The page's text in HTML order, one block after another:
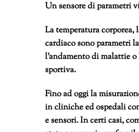
Un sensore di parametri
La temperatura corporea,
cardiaco sono parametri
l’andamento di malattie
sportiva.
Fino ad oggila
in cliniche ed ospedali
e sensori. In certi casi,